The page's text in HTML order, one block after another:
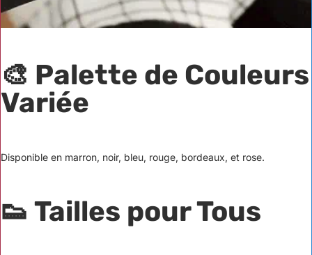
🎨 Palette de Couleurs
Variée
Disponible en marron, noir, bleu, rouge, bordeaux, et rose.
👟 Tailles pour Tous